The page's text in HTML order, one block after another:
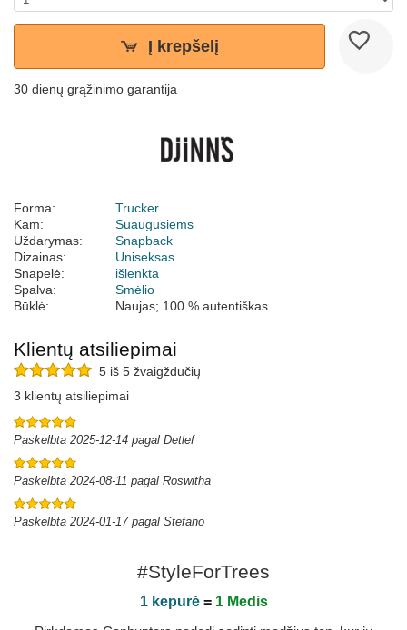
Į krepšelį
30 dienų grąžinimo garantija
Forma:
Trucker
Kam:
Suaugusiems
Uždarymas:
Snapback
Dizainas:
Uniseksas
Snapelė:
išlenkta
Spalva:
Smėlio
Būklė:
Naujas; 100 % autentiškas
Klientų atsiliepimai
5 iš 5 žvaigždučių
3 klientų atsiliepimai
Paskelbta 2025-12-14 pagal Detlef
Paskelbta 2024-08-11 pagal Roswitha
Paskelbta 2024-01-17 pagal Stefano
#StyleForTrees
1 kepurė= 1 Medis